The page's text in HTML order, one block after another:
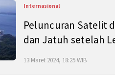
Internasional
Peluncuran Satelit
dan Jatuh setelah
13 Maret 2024, 18:25 WIB